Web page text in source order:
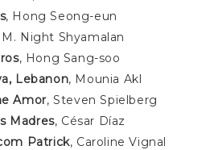
, Hong Seong-eun
M. Night Shyamalan
, Hong Sang-soo
Lebanon, Mounia Akl
Amor, Steven Spielberg
Madres, César Díaz
Patrick, Caroline Vignal